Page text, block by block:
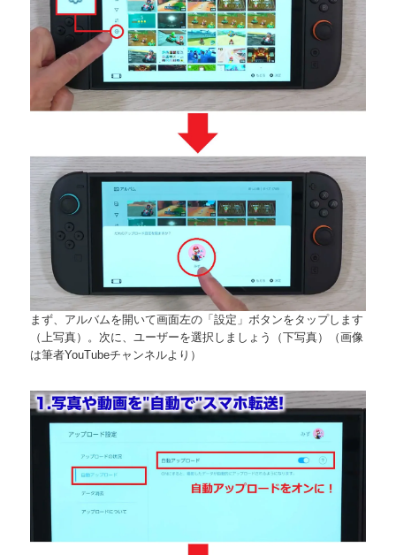
まず、アルバムを開いて画面左の「設定」ボタンをタップします
（上写真）。次に、ユーザーを選択しましょう（下写真）（画像
は筆者YouTubeチャンネルより）